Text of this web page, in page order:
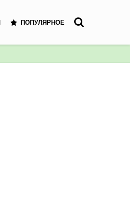
ПОПУЛЯРНОЕ